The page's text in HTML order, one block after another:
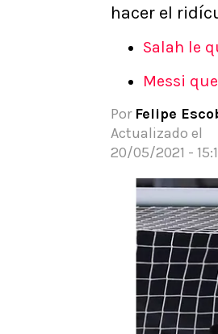
Apuesta del día
hacer el
Salah le
Messi
Por Felipe
Actualizado el
20/05/2021 -